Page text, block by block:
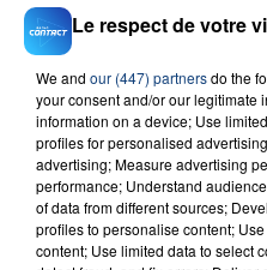
Dans le journal des sports
week end en ligue 1 et
de basket et le hockey
Le respect de votre
We and our (447) partnersdo the
your consent and/or our legitimate
information on a device; Use
profiles for personalised
advertising; Measure advertising
performance; Understand
of data from different sources;
profiles to personalise content;
content; Use limited data to select